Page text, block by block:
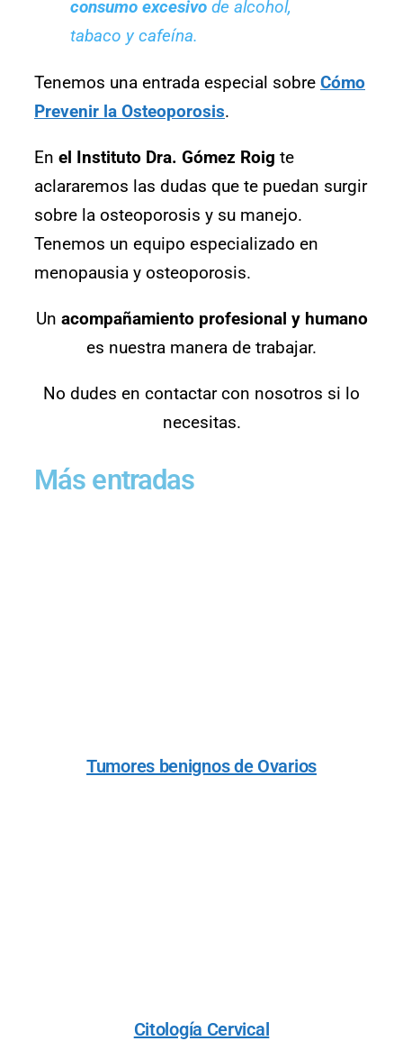
consumo excesivo de alcohol,
tabaco y cafeína.
Tenemos una entrada especial sobre Cómo
Prevenir la Osteoporosis.
En el Instituto Dra. Gómez Roig te
aclararemos las dudas que te puedan surgir
sobre la osteoporosis y su manejo.
Tenemos un equipo especializado en
menopausia y osteoporosis.
Un acompañamiento profesional y humano
es nuestra manera de trabajar.
No dudes en contactar con nosotros si lo
necesitas.
Más entradas
Tumores benignos de Ovarios
Citología Cervical